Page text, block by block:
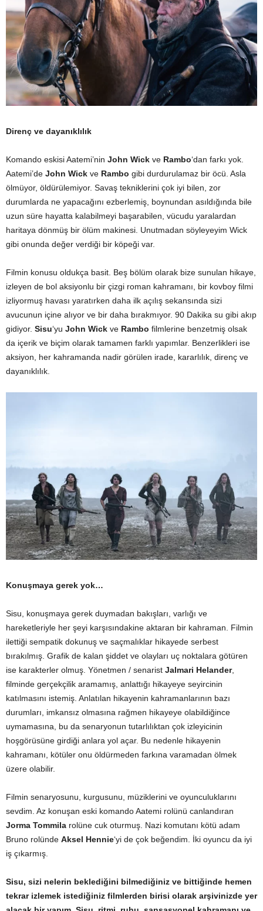
Direnç ve dayanıklılık
Komando eskisi Aatemi’nin John Wick ve Rambo‘dan farkı yok.
Aatemi’de John Wick ve Rambo gibi durdurulamaz bir öcü. Asla
ölmüyor, öldürülemiyor. Savaş tekniklerini çok iyi bilen, zor
durumlarda ne yapacağını ezberlemiş, boynundan asıldığında bile
uzun süre hayatta kalabilmeyi başarabilen, vücudu yaralardan
haritaya dönmüş bir ölüm makinesi. Unutmadan söyleyeyim Wick
gibi onunda değer verdiği bir köpeği var.
Filmin konusu oldukça basit. Beş bölüm olarak bize sunulan hikaye,
izleyen de bol aksiyonlu bir çizgi roman kahramanı, bir kovboy filmi
izliyormuş havası yaratırken daha ilk açılış sekansında sizi
avucunun içine alıyor ve bir daha bırakmıyor. 90 Dakika su gibi akıp
gidiyor. Sisu‘yu John Wick ve Rambo filmlerine benzetmiş olsak
da içerik ve biçim olarak tamamen farklı yapımlar. Benzerlikleri ise
aksiyon, her kahramanda nadir görülen irade, kararlılık, direnç ve
dayanıklılık.
Konuşmaya gerek yok…
Sisu, konuşmaya gerek duymadan bakışları, varlığı ve
hareketleriyle her şeyi karşısındakine aktaran bir kahraman. Filmin
ilettiği sempatik dokunuş ve saçmalıklar hikayede serbest
bırakılmış. Grafik de kalan şiddet ve olayları uç noktalara götüren
ise karakterler olmuş. Yönetmen / senarist Jalmari Helander,
filminde gerçekçilik aramamış, anlattığı hikayeye seyircinin
katılmasını istemiş. Anlatılan hikayenin kahramanlarının bazı
durumları, imkansız olmasına rağmen hikayeye olabildiğince
uymamasına, bu da senaryonun tutarlılıktan çok izleyicinin
hoşgörüsüne girdiği anlara yol açar. Bu nedenle hikayenin
kahramanı, kötüler onu öldürmeden farkına varamadan ölmek
üzere olabilir.
Filmin senaryosunu, kurgusunu, müziklerini ve oyunculuklarını
sevdim. Az konuşan eski komando Aatemi rolünü canlandıran
Jorma Tommila rolüne cuk oturmuş. Nazi komutanı kötü adam
Bruno rolünde Aksel Hennie‘yi de çok beğendim. İki oyuncu da iyi
iş çıkarmış.
Sisu, sizi nelerin beklediğini bilmediğiniz ve bittiğinde hemen
tekrar izlemek istediğiniz filmlerden birisi olarak arşivinizde yer